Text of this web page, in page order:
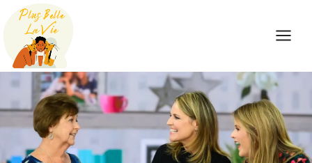
Skip
content